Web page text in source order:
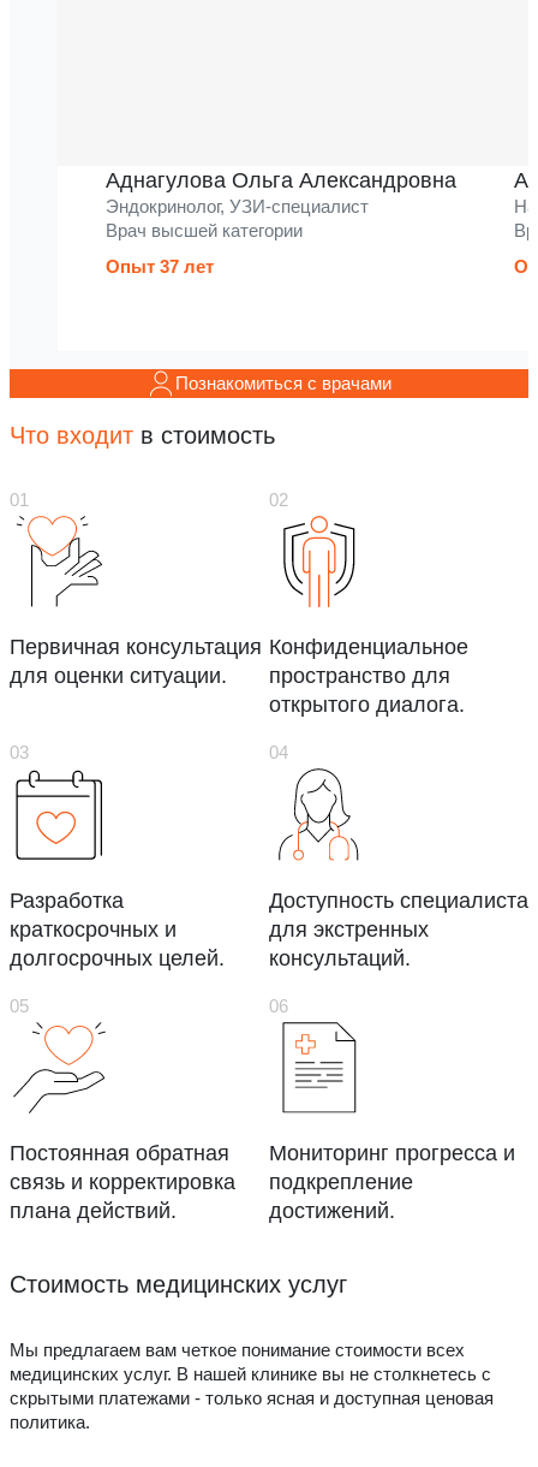
Аднагулова Ольга Александровна
Эндокринолог, УЗИ-специалист
Врач высшей категории
Опыт 37 лет
Познакомиться с врачами
Что входит в стоимость
Первичная консультация
для оценки ситуации.
Конфиденциальное
пространство для
открытого диалога.
Разработка
краткосрочных и
долгосрочных целей.
Доступность специалиста
для экстренных
консультаций.
Постоянная обратная
связь и корректировка
плана действий.
Мониторинг прогресса и
подкрепление
достижений.
Стоимость медицинских услуг
Мы предлагаем вам четкое понимание стоимости всех
медицинских услуг. В нашей клинике вы не столкнетесь с
скрытыми платежами - только ясная и доступная ценовая
политика.